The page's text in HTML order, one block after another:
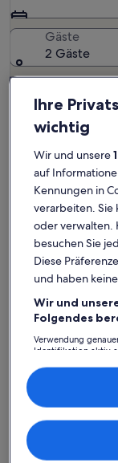
Gäste
2 Gäste
Kolymvari
Pavlos
Weitere Infos zu
Ihre
wichtig
Wir und unsere
auf
Kennungen in
verarbeiten. Sie
oder verwalten.
besuchen Sie
Diese
und haben
Wir und
Folgendes
Verwendung
Identifikation aktiv
Inhalte, Messung
Liste der